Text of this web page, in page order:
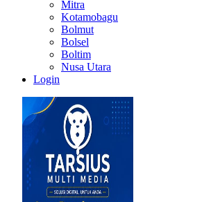
Mitra
Kotamobagu
Bolmut
Bolsel
Boltim
Nusa Utara
Login